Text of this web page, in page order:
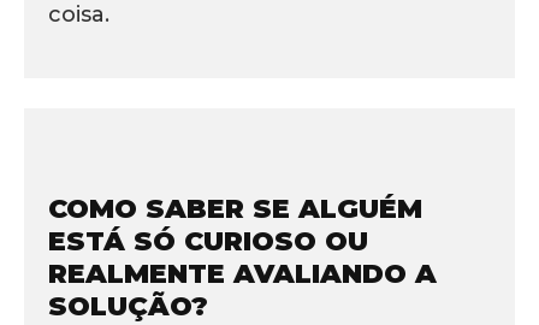
coisa.
COMO SABER SE ALGUÉM
ESTÁ SÓ CURIOSO OU
REALMENTE AVALIANDO A
SOLUÇÃO?